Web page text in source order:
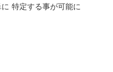
特定する事が可能に